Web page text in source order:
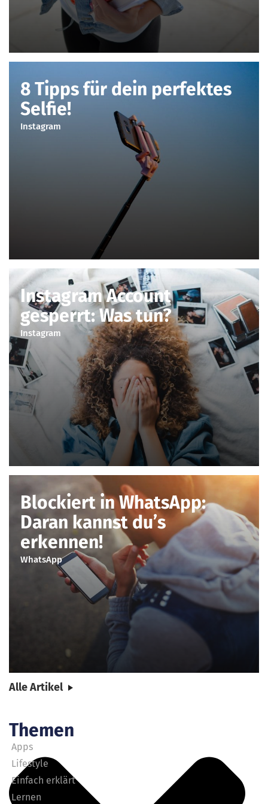
8 Tipps für dein perfektes
Selfie!
Instagram
Instagram Account
gesperrt: Was tun?
Instagram
Blockiert in WhatsApp:
Daran kannst du’s
erkennen!
WhatsApp
Alle Artikel
Themen
Apps
Lifestyle
Einfach erklärt
Lernen